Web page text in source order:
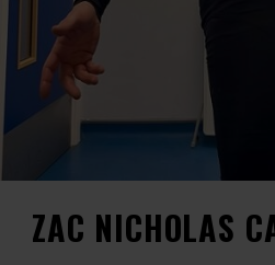
ZAC NICHOLAS